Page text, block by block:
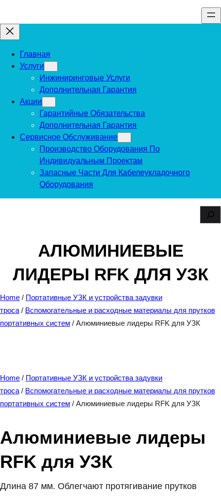
к
содержимому
Главная
Услуги
Инжиниринговые Услуги
Дополнительная Гарантия
Акции
Гарантийные Обязательства
Дополнительная Гарантия
Сервисное Обслуживание
Производство Оборудования По
Индивидуальным Проектам
Запасные Части Для Кабелеукладочного
Оборудования
c
АЛЮМИНИЕВЫЕ
ЛИДЕРЫ RFK ДЛЯ УЗК
Home / Портативные УЗК и устройства задувки
троса / Вспомогательные и расходные материалы для прутков
портативных систем / Алюминиевые лидеры RFK для УЗК
Home / Портативные УЗК и устройства задувки
троса / Вспомогательные и расходные материалы для прутков
портативных систем / Алюминиевые лидеры RFK для УЗК
Алюминиевые лидеры
RFK для УЗК
Длина 87 мм. Облегчают протягивание прутков